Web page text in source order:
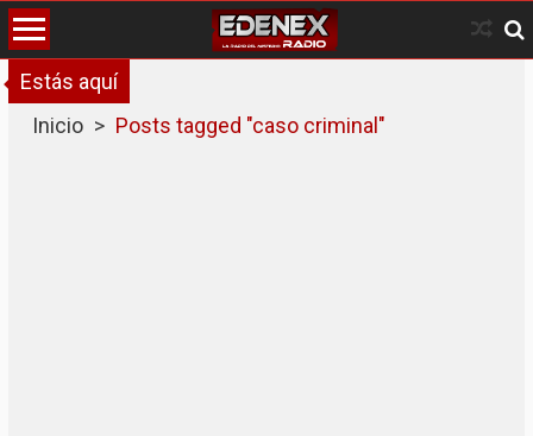
Skip
to
content
Estás aquí
Inicio > Posts tagged "caso criminal"